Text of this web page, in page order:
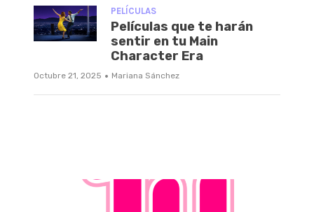
PELÍCULAS
Películas que te harán
sentir en tu Main
Character Era
Octubre 21, 2025 · Mariana Sánchez